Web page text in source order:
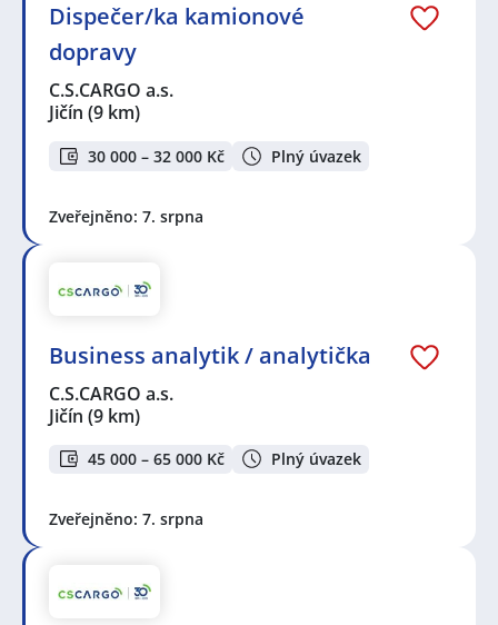
Dispečer/ka kamionové
dopravy
C.S.CARGO a.s.
Jičín (9 km)
30 000 – 32 000 Kč Plný úvazek
Zveřejněno: 7. srpna
Business analytik / analytička
C.S.CARGO a.s.
Jičín (9 km)
45 000 – 65 000 Kč Plný úvazek
Zveřejněno: 7. srpna